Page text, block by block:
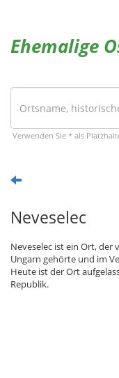
Ehemalige
Verwenden Sie * als
Neveselec
Neveselec ist ein Ort, der
Ungarn gehörte und im
Heute ist der Ort
Republik.